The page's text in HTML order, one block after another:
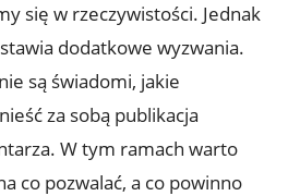
się w rzeczywistości. Jednak
dodatkowe wyzwania.
są świadomi, jakie
za sobą publikacja
W tym ramach warto
co pozwalać, a co powinno